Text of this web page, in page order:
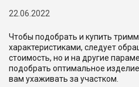
22.06.2022
Чтобы подобрать и купить
характеристиками, следует
стоимость, но и на другие
подобрать оптимальное
вам ухаживать за участком.